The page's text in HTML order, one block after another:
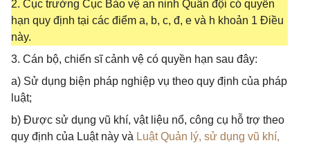
2. Cục trưởng Cục Bảo vệ an ninh Quân đội có quyền
hạn quy định tại các điểm a, b, c, đ, e và h khoản 1 Điều
này.
3. Cán bộ, chiến sĩ cảnh vệ có quyền hạn sau đây:
a) Sử dụng biện pháp nghiệp vụ theo quy định của pháp
luật;
b) Được sử dụng vũ khí, vật liệu nổ, công cụ hỗ trợ theo
quy định của Luật này và Luật Quản lý, sử dụng vũ khí,